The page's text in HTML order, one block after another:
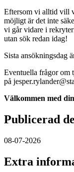
Eftersom vi alltid vill
möjligt är det inte
vi går vidare i
utan sök redan idag!
Sista ansökningsdag
Eventuella frågor om
på
Välkommen med
Publicerad
08-07-2026
Extra